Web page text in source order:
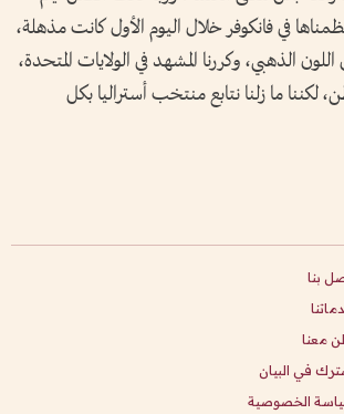
نظمناها في فانكوفر خلال اليوم الأول كانت مذهلة،
اللون الذهبي، وكررنا المشهد في الولايات المتحدة،
لكننا ما زلنا نتابع منتخب أستراليا بكل
بنا
معنا
في البيان
الخصوصية